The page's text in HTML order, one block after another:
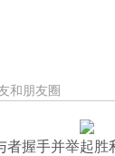
和朋友圈
握手并举起胜